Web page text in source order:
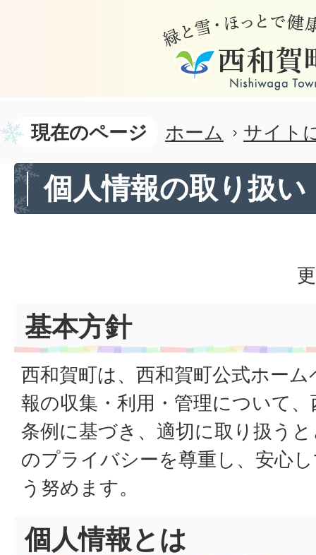
現在のページ ホーム サイト
個人情報の取り扱い
基本方針
西和賀町は、西和賀町公式ホー
報の収集・利用・管理について
条例に基づき、適切に取り扱う
のプライバシーを尊重し、安心
う努めます。
個人情報とは